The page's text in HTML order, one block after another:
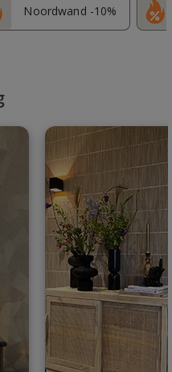
Noordwand -10%